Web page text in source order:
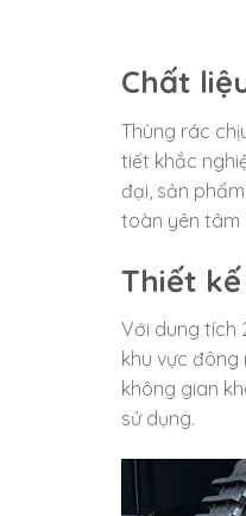
Chất
Thùng rác
tiết khắc
đại, sản
toàn yên tâm
Thiết
Với dung tích
khu vực
không gian
sử dụng.